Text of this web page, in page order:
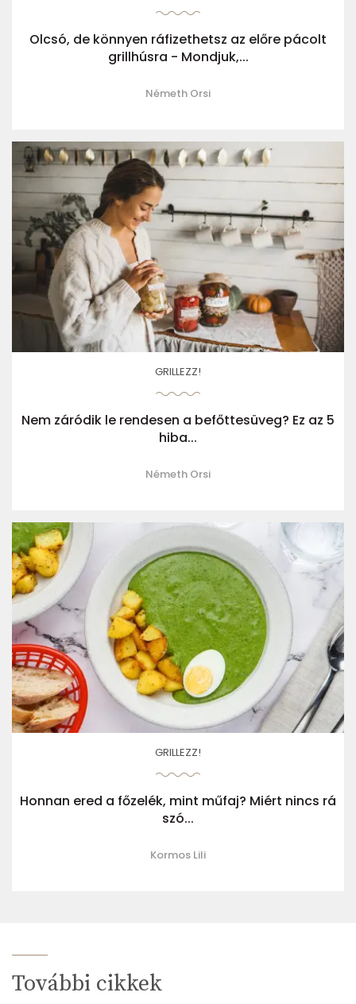
Olcsó, de könnyen ráfizethetsz az előre pácolt
grillhúsra - Mondjuk,...
Németh Orsi
GRILLEZZ!
Nem záródik le rendesen a befőttesüveg? Ez az 5
hiba...
Németh Orsi
GRILLEZZ!
Honnan ered a főzelék, mint műfaj? Miért nincs rá
szó...
Kormos Lili
További cikkek